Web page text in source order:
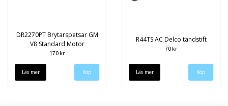
DR2270PT Brytarspetsar GM
V8 Standard Motor
170 kr
Läs mer
R44TS AC Delco tändstift
70 kr
Läs mer